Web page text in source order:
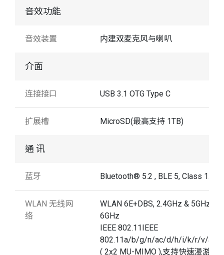
音效功能
音效装置 内建双麦克风与喇叭
介面
连接接口 USB 3.1 OTG Type C
扩展槽 MicroSD(最高支持 1TB)
通 讯
蓝牙 Bluetooth® 5.2 , BLE 5, Class 1.5
WLAN 无线网
络
WLAN 6E+DBS, 2.4GHz & 5GHz &
6GHz
IEEE 802.11IEEE
802.11a/b/g/n/ac/d/h/i/k/r/v/ac/
( 2x2 MU-MIMO ),支持快速漫游